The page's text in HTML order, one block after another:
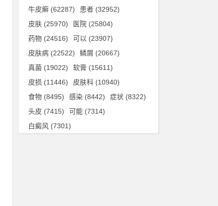
牛皮癣 (62287) 患者 (32952)
皮肤 (25970) 医院 (25804)
药物 (24516) 可以 (23907)
皮肤病 (22522) 鳞屑 (20667)
真菌 (19022) 软膏 (15611)
皮损 (11446) 皮肤科 (10940)
食物 (8495) 感染 (8442) 症状 (8322)
头皮 (7415) 可能 (7314)
白癜风 (7301)